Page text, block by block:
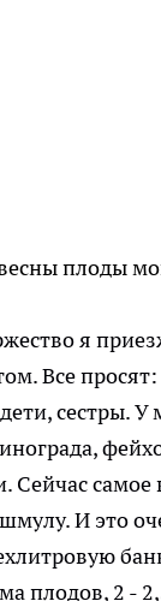
плоды
я
Все просят:
сестры. У
Сейчас самое
И это
плодов, 2 -